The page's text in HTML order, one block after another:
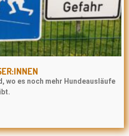
wo es noch mehr Hundeausläufe